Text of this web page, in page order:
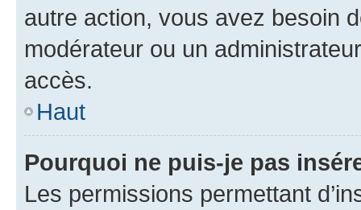
autre action, vous avez besoin
modérateur ou un
accès.
Haut
Pourquoi ne puis-je pas
Les permissions permettant